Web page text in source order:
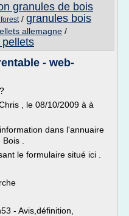
granules de bois
/ granules bois
allemagne /
- web-
, le 08/10/2009 à à
dans l'annuaire
.
le formulaire situé ici .
- Avis,définition,